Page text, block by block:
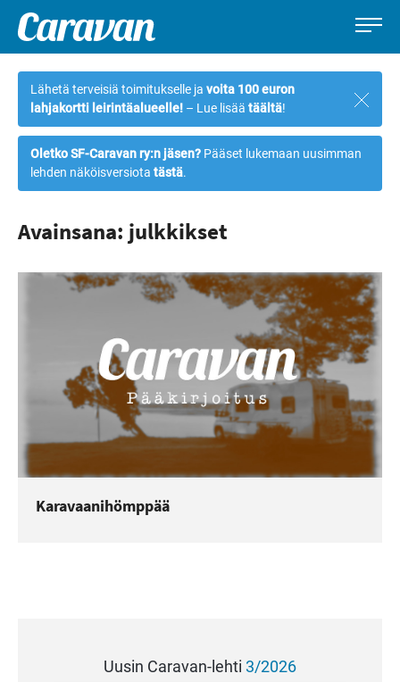
suoraan
sisältöön
Caravan-
lehti
Leirintämatkailun
erikoislehti
Lähetä terveisiä toimitukselle ja voita 100 euron
lahjakortti leirintäalueelle! – Lue lisää täältä!
Sulje
Oletko SF-Caravan ry:n jäsen? Pääset lukemaan uusimman
lehden näköisversiota tästä.
Avainsana: julkkikset
Karavaanihömppää
Uusin Caravan-lehti 3/2026